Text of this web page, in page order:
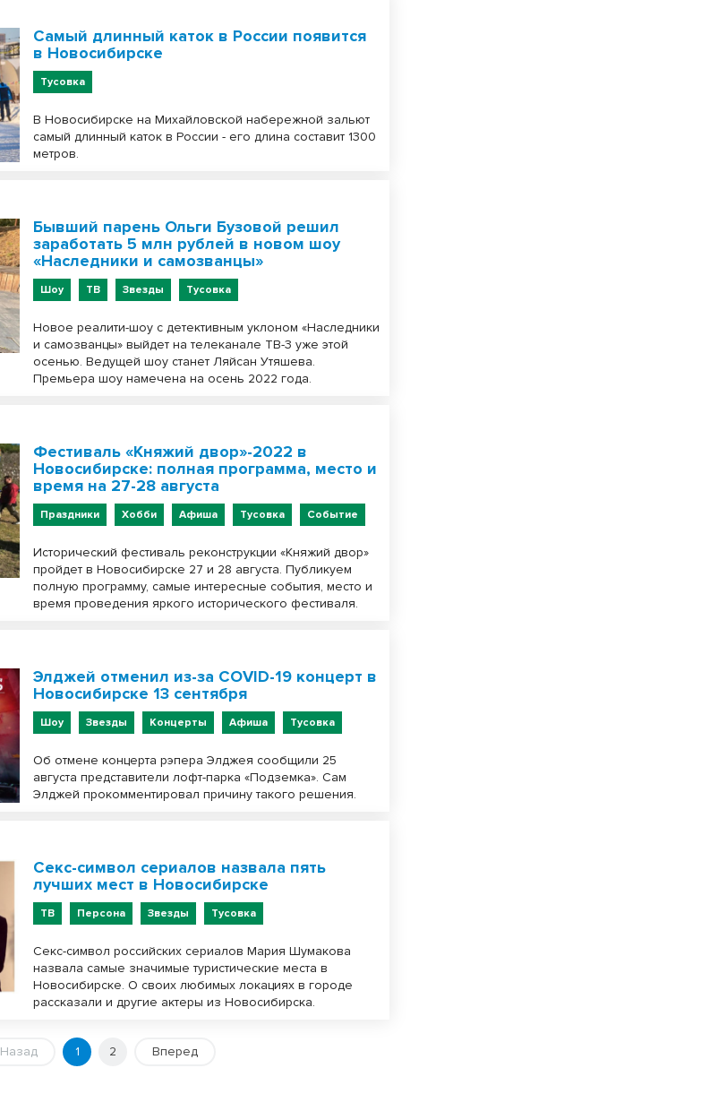
Самый длинный каток в России появится
в Новосибирске
Тусовка
В Новосибирске на Михайловской набережной зальют
самый длинный каток в России - его длина составит 1300
метров.
Бывший парень Ольги Бузовой решил
заработать 5 млн рублей в новом шоу
«Наследники и самозванцы»
Шоу ТВ Звезды Тусовка
Новое реалити-шоу с детективным уклоном «Наследники
и самозванцы» выйдет на телеканале ТВ-3 уже этой
осенью. Ведущей шоу станет Ляйсан Утяшева.
Премьера шоу намечена на осень 2022 года.
Фестиваль «Княжий двор»-2022 в
Новосибирске: полная программа, место и
время на 27-28 августа
Праздники Хобби Афиша Тусовка Событие
Исторический фестиваль реконструкции «Княжий двор»
пройдет в Новосибирске 27 и 28 августа. Публикуем
полную программу, самые интересные события, место и
время проведения яркого исторического фестиваля.
Элджей отменил из-за COVID-19 концерт в
Новосибирске 13 сентября
Шоу Звезды Концерты Афиша Тусовка
Об отмене концерта рэпера Элджея сообщили 25
августа представители лофт-парка «Подземка». Сам
Элджей прокомментировал причину такого решения.
Секс-символ сериалов назвала пять
лучших мест в Новосибирске
ТВ Персона Звезды Тусовка
Секс-символ российских сериалов Мария Шумакова
назвала самые значимые туристические места в
Новосибирске. О своих любимых локациях в городе
рассказали и другие актеры из Новосибирска.
Назад 1 2 Вперед